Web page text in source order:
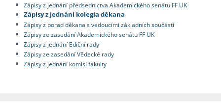
Zápisy z jednání předsednictva Akademického senátu FF UK
Zápisy z jednání kolegia děkana
Zápisy z porad děkana s vedoucími základních součástí
Zápisy ze zasedání Akademického senátu FF UK
Zápisy z jednání Ediční rady
Zápisy ze zasedání Vědecké rady
Zápisy z jednání komisí fakulty